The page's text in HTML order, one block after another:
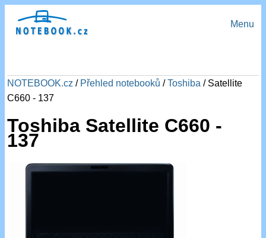
Menu
NOTEBOOK.cz / Přehled notebooků /Toshiba / Satellite
C660 - 137
Toshiba Satellite C660 -
137